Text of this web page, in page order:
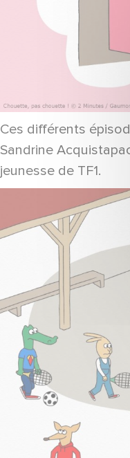
Ces différents
Sandrine
jeunesse de TF1.